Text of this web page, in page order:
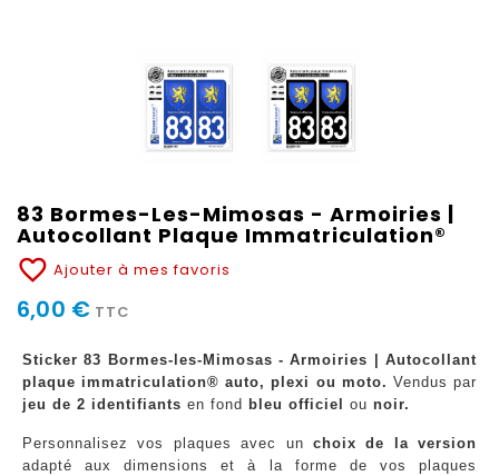
83 Bormes-Les-Mimosas - Armoiries |
Autocollant Plaque Immatriculation®
favorite_border Ajouter à mes favoris
6,00 € TTC
Sticker 83 Bormes-les-Mimosas - Armoiries | Autocollant
plaque immatriculation® auto, plexi ou moto. Vendus par
jeu de 2 identifiants en fond bleu officiel ou noir.
Personnalisez vos plaques avec un choix de la version
adapté aux dimensions et à la forme de vos plaques